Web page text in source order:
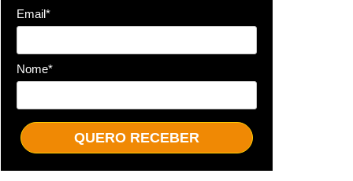
Email*
Nome*
QUERO RECEBER